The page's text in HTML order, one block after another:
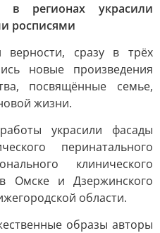
в регионах украсили
росписями
сразу в трёх
новые произведения
посвящённые семье,
жизни.
украсили фасады
перинатального
клинического
Омске и Дзержинского
области.
образы авторы